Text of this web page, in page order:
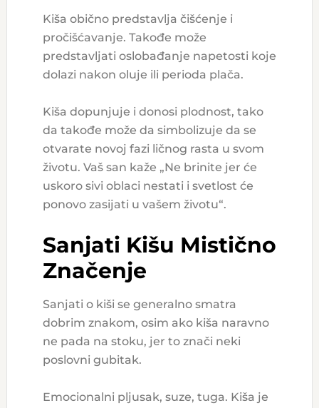
Kiša obično predstavlja čišćenje i
pročišćavanje. Takođe može
predstavljati oslobađanje napetosti koje
dolazi nakon oluje ili perioda plača.
Kiša dopunjuje i donosi plodnost, tako
da takođe može da simbolizuje da se
otvarate novoj fazi ličnog rasta u svom
životu. Vaš san kaže „Ne brinite jer će
uskoro sivi oblaci nestati i svetlost će
ponovo zasijati u vašem životu“.
Sanjati Kišu Mistično
Značenje
Sanjati o kiši se generalno smatra
dobrim znakom, osim ako kiša naravno
ne pada na stoku, jer to znači neki
poslovni gubitak.
Emocionalni pljusak, suze, tuga. Kiša je